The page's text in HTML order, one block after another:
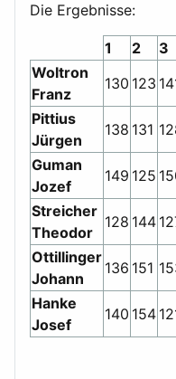
Die Ergebnisse:
1 2 3
Woltron
Franz
130 123
Pittius
Jürgen
138 131
Guman
Jozef
149 125
Streicher
Theodor
128 144
Ottillinger
Johann
136 151
Hanke
Josef
140 154